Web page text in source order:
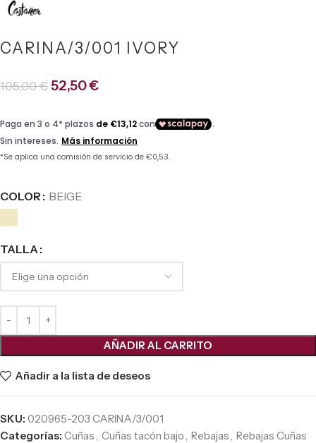
CARINA/3/001 IVORY
105,00€52,50€
COLOR BEIGE
TALLA
AÑADIR AL CARRITO
Añadir a la lista de deseos
SKU: 020965-203 CARINA/3/001
Categorías: Cuñas, Cuñas tacón bajo, Rebajas, Rebajas Cuñas